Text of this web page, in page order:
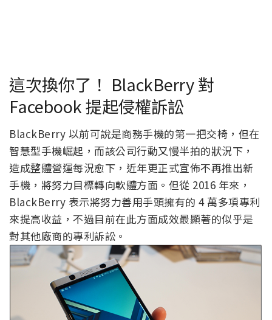
這次換你了！ BlackBerry 對
Facebook 提起侵權訴訟
BlackBerry 以前可說是商務手機的第一把交椅，但在
智慧型手機崛起，而該公司行動又慢半拍的狀況下，
造成整體營運每況愈下，近年更正式宣佈不再推出新
手機，將努力目標轉向軟體方面。但從 2016 年來，
BlackBerry 表示將努力善用手頭擁有的 4 萬多項專利
來提高收益，不過目前在此方面成效最顯著的似乎是
對其他廠商的專利訴訟。